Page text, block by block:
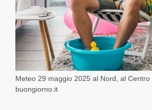
Meteo 29 maggio 2025 al Nord, al Centro
buongiorno.it